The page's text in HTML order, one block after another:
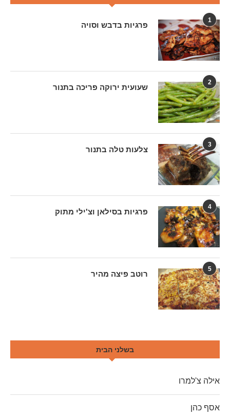
1
פרגיות בדבש וסויה
2
שעועית ירוקה פריכה בתנור
3
צלעות טלה בתנור
4
פרגיות בסילאן וצ'ילי מתוק
5
רוטב פיצה מהיר
בשלני הבית
אילה צ'למרו
אסף כהן